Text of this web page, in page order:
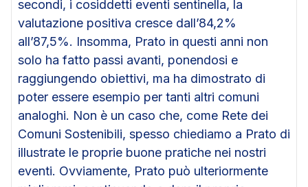
secondi, i cosiddetti eventi sentinella, la
valutazione positiva cresce dall’84,2%
all’87,5%. Insomma, Prato in questi anni non
solo ha fatto passi avanti, ponendosi e
raggiungendo obiettivi, ma ha dimostrato di
poter essere esempio per tanti altri comuni
analoghi. Non è un caso che, come Rete dei
Comuni Sostenibili, spesso chiediamo a Prato di
illustrate le proprie buone pratiche nei nostri
eventi. Ovviamente, Prato può ulteriormente